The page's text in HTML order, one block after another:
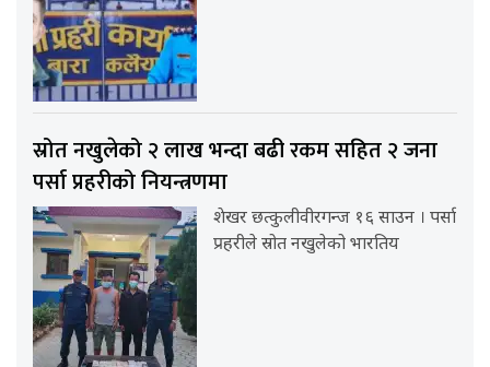
स्रोत नखुलेको २ लाख भन्दा बढी रकम सहित २ जना
पर्सा प्रहरीको नियन्त्रणमा
शेखर छत्कुलीवीरगन्ज १६ साउन । पर्सा
प्रहरीले स्रोत नखुलेको भारतिय